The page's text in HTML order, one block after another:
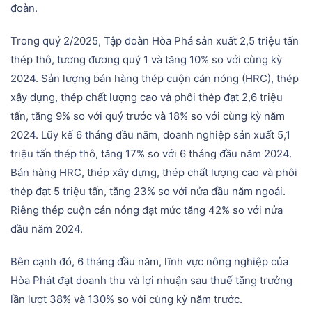
đoàn.
Trong quý 2/2025, Tập đoàn Hòa Phá sản xuất 2,5 triệu tấn
thép thô, tương đương quý 1 và tăng 10% so với cùng kỳ
2024. Sản lượng bán hàng thép cuộn cán nóng (HRC), thép
xây dựng, thép chất lượng cao và phôi thép đạt 2,6 triệu
tấn, tăng 9% so với quý trước và 18% so với cùng kỳ năm
2024. Lũy kế 6 tháng đầu năm, doanh nghiệp sản xuất 5,1
triệu tấn thép thô, tăng 17% so với 6 tháng đầu năm 2024.
Bán hàng HRC, thép xây dựng, thép chất lượng cao và phôi
thép đạt 5 triệu tấn, tăng 23% so với nửa đầu năm ngoái.
Riêng thép cuộn cán nóng đạt mức tăng 42% so với nửa
đầu năm 2024.
Bên cạnh đó, 6 tháng đầu năm, lĩnh vực nông nghiệp của
Hòa Phát đạt doanh thu và lợi nhuận sau thuế tăng trưởng
lần lượt 38% và 130% so với cùng kỳ năm trước.